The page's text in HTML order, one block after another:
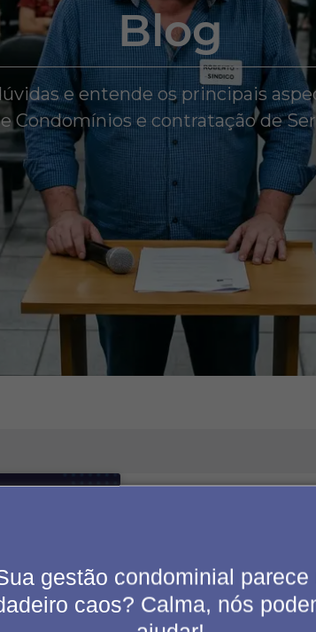
gestão condominial parece
caos? Calma, nós
Blog
e entende os principais
Condomínios e contratação de